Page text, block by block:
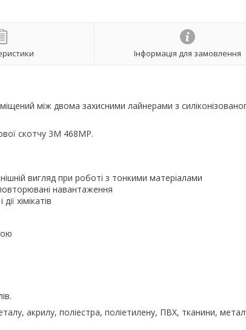
Інформація для замовлення
між двома захисними лайнерами з
скотчу 3M 468MP.
вигляд при роботі з тонкими матеріалами
навантаження
хімікатів
акрилу, поліестра, поліетилену, ПВХ, тканини,